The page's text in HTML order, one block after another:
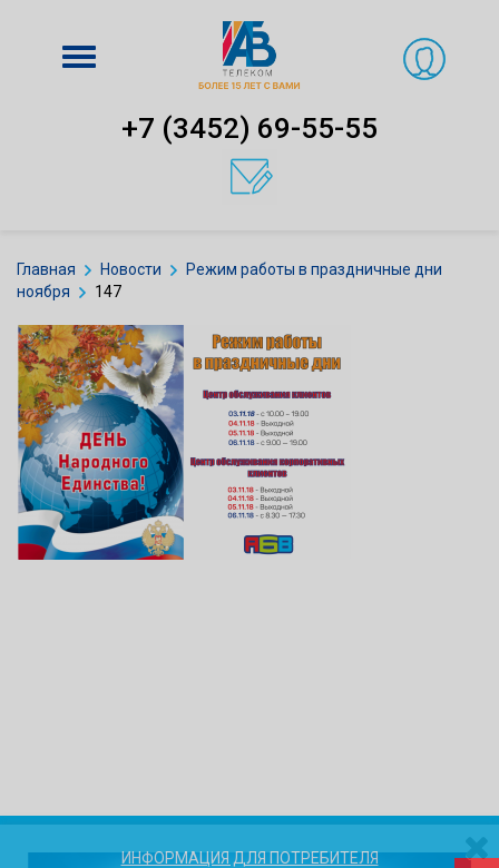
Включить
+7 (3452) 69-55-55
Главная Новости
Режим работы в праздничные дни
ноября
147
ИНФОРМАЦИЯ ДЛЯ ПОТРЕБИТЕЛЯ